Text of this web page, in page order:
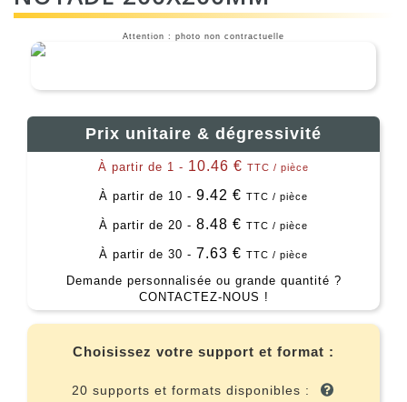
Attention : photo non contractuelle
Prix unitaire & dégressivité
À partir de 1 - 10.46 € TTC / pièce
À partir de 10 - 9.42 € TTC / pièce
À partir de 20 - 8.48 € TTC / pièce
À partir de 30 - 7.63 € TTC / pièce
Demande personnalisée ou grande quantité ?
CONTACTEZ-NOUS !
Choisissez votre support et format :
20 supports et formats disponibles :